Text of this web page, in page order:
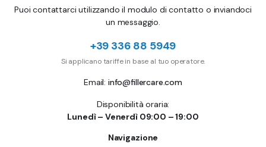
Puoi contattarci utilizzando il modulo di contatto o inviandoci
un messaggio.
+39 336 88 5949
Si applicano tariffe in base al tuo operatore.
Email: info@fillercare.com
Disponibilità oraria:
Lunedì – Venerdì 09:00 – 19:00
Navigazione